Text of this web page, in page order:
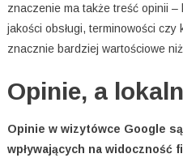
znaczenie ma także treść opinii
jakości obsługi, terminowości
znacznie bardziej wartościowe
Opinie, a
Opinie w wizytówce Google
wpływających na widoczność